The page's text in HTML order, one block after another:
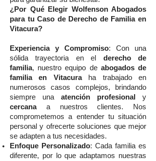
¿Por Qué Elegir Wolfenson Abogados
para tu Caso de Derecho de Familia en
Vitacura?
Experiencia y Compromiso: Con una
sólida trayectoria en el derecho de
familia, nuestro equipo de abogados de
familia en Vitacuraha trabajado en
numerosos casos complejos, brindando
siempre una atención profesional
y
cercanaa nuestros clientes. Nos
comprometemos a entender tu situación
personal y ofrecerte soluciones que mejor
se adapten a tus necesidades.
Enfoque Personalizado: Cada familia es
diferente, por lo que adaptamos nuestras